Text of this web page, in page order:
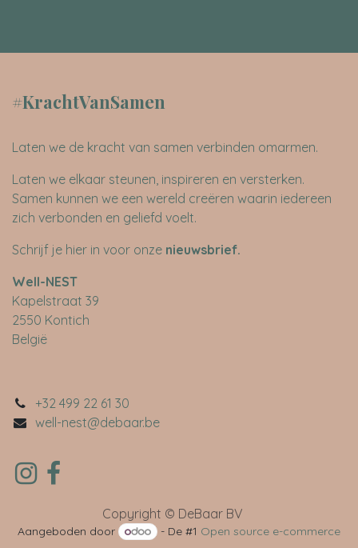
#KrachtVanSamen
Laten we de kracht van samen verbinden omarmen.
Laten we elkaar steunen, inspireren en versterken.
Samen kunnen we een wereld creëren waarin iedereen
zich verbonden en geliefd voelt.
Schrijf je hier in voor onze nieuwsbrief.
​Well-NEST
Kapelstraat 39
2550 Kontich
België
+32 499 22 61 30
well-nest@debaar.be
Copyright © DeBaar BV
Aangeboden door - De #1 Open source e-commerce